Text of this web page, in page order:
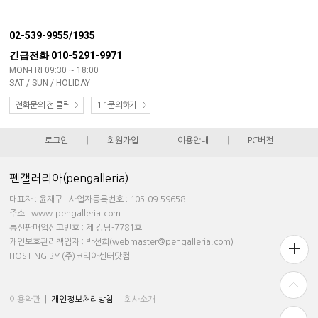
02-539-9955/1935
긴급전화 010-5291-9971
MON-FRI 09:30 ~ 18:00
SAT / SUN / HOLIDAY
전화문의 전 클릭 1:1문의하기
로그인 회원가입 이용안내 PC버전
펜갤러리아(pengalleria)
대표자 : 윤재구 사업자등록번호 : 105-09-59658
주소 : www.pengalleria.com
통신판매업신고번호 : 제 강남-7781호
개인보호관리책임자 : 박선희(webmaster@pengalleria.com)
HOSTING BY (주)코리아센터닷컴
이용약관 개인정보처리방침 회사소개